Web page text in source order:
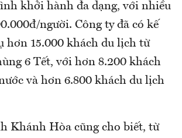
khởi hành đa dạng, với nhiều
người. Công ty đã có kế
hơn 15.000 khách du lịch từ
6 Tết, với hơn 8.200 khách
và hơn 6.800 khách du lịch
Khánh Hòa cũng cho biết, từ